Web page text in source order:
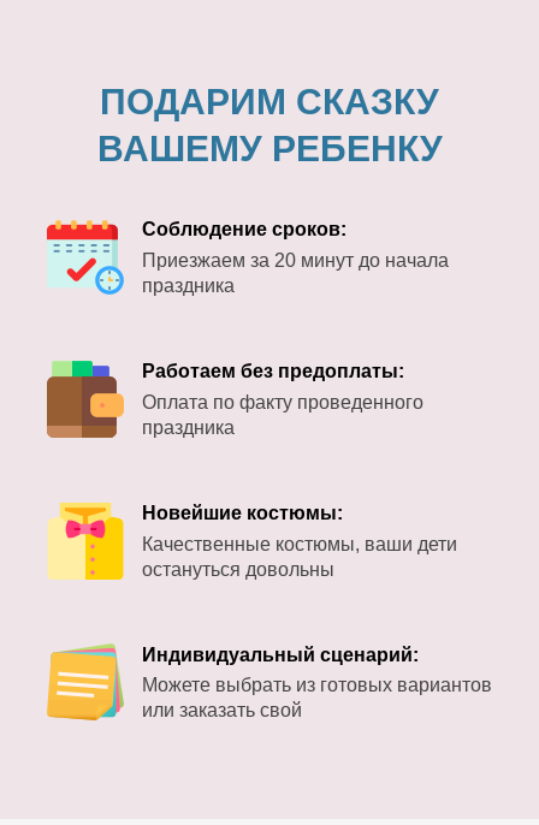
ПОДАРИМ СКАЗКУ
ВАШЕМУ РЕБЕНКУ
Соблюдение сроков:
Приезжаем за 20 минут до начала
праздника
Работаем без предоплаты:
Оплата по факту проведенного
праздника
Новейшие костюмы:
Качественные костюмы, ваши дети
остануться довольны
Индивидуальный сценарий:
Можете выбрать из готовых вариантов
или заказать свой